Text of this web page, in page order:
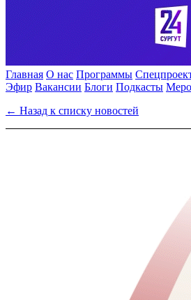
Главная О нас Программы
Эфир Вакансии Блоги Подкасты
← Назад к списку новостей